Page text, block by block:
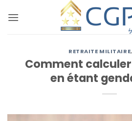
au
RETRAITE MILITAIRE,
Comment
en étant